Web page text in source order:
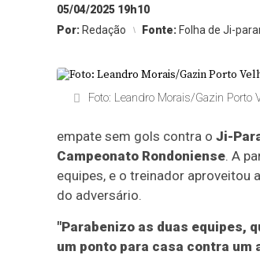
05/04/2025 19h10
Por: Redação Fonte: Folha de Ji-
Foto: Leandro Morais/Gazin Porto
empate sem gols contra o Ji-
Campeonato Rondoniense. A
equipes, e o treinador aproveitou
do adversário.
"Parabenizo as duas equipes,
um ponto para casa contra um